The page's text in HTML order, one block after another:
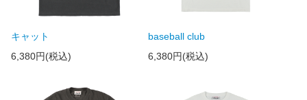
キャット
6,380円(税込)
baseball club
6,380円(税込)